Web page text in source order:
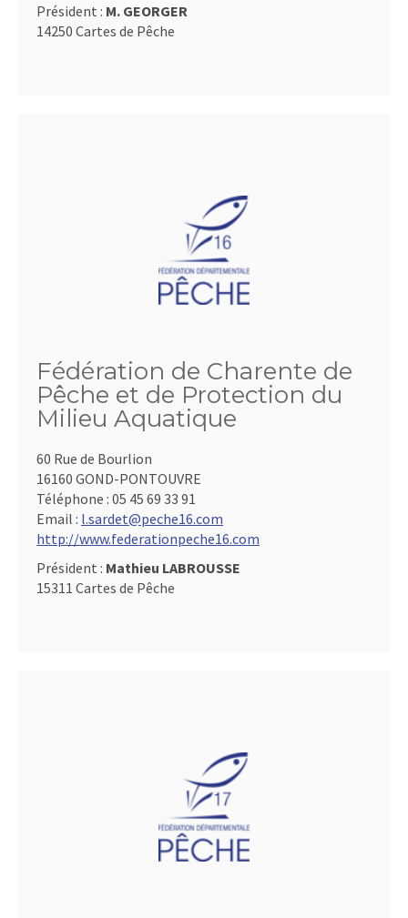
Président : M. GEORGER
14250 Cartes de Pêche
Fédération de Charente de
Pêche et de Protection du
Milieu Aquatique
60 Rue de Bourlion
16160 GOND-PONTOUVRE
Téléphone : 05 45 69 33 91
Email : l.sardet@peche16.com
http://www.federationpeche16.com
Président : Mathieu LABROUSSE
15311 Cartes de Pêche